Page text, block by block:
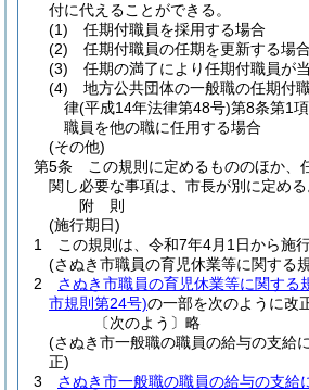
付に代えることができる。
(1)
任期付職員を採用する場合
(2)
任期付職員の任期を更新する場合
(3)
任期の満了により任期付職員が
(4)
地方公共団体の一般職の任期付
律(平成14年法律第48号)第8条第1
職員を他の職に任用する場合
(その他)
第5条
この規則に定めるもののほか、
関し必要な事項は、市長が別に定める
附 則
(施行期日)
1
この規則は、令和7年4月1日から施行
(さぬき市職員の育児休業等に関する
2
さぬき市職員の育児休業等に関する
市規則第24号)の一部を次のように改
〔次のよう〕略
(さぬき市一般職の職員の給与の支給
正)
3
さぬき市一般職の職員の給与の支給